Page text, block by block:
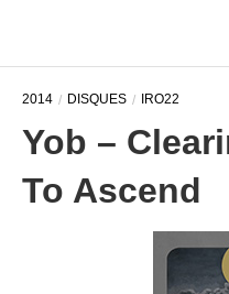
2014 DISQUES IRO22
Yob –
To Ascend